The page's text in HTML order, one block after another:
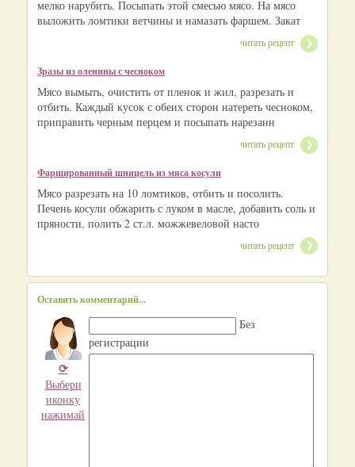
мелко нарубить. Посыпать этой смесью мясо. На мясо
выложить ломтики ветчины и намазать фаршем. Закат
читать рецепт
Зразы из оленины с чесноком
Мясо вымыть, очистить от пленок и жил, разрезать и
отбить. Каждый кусок с обеих сторон натереть чесноком,
приправить черным перцем и посыпать нарезанн
читать рецепт
Фаршированный шницель из мяса косули
Мясо разрезать на 10 ломтиков, отбить и посолить.
Печень косули обжарить с луком в масле, добавить соль и
пряности, полить 2 ст.л. можжевеловой насто
читать рецепт
Оставить комментарий...
⟳
Выбери
иконку
нажимай
Без
регистрации